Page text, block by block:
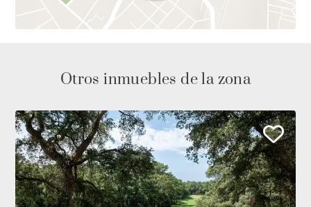
Otros inmuebles de la zona